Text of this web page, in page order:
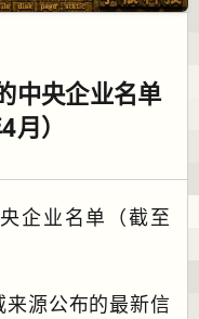
中央企业名单
月）
企业名单（截至
源公布的最新信